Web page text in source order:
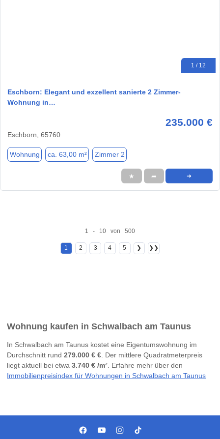
1 / 12
Eschborn: Elegant und exzellent sanierte 2 Zimmer-
Wohnung in…
235.000 €
Eschborn, 65760
Wohnung ca. 63,00 m² Zimmer 2
★ ➦ ➜
1 - 10 von 500
1 2 3 4 5 ❯ ❯❯
Wohnung kaufen in Schwalbach am Taunus
In Schwalbach am Taunus kostet eine Eigentumswohnung im
Durchschnitt rund 279.000 € €. Der mittlere Quadratmeterpreis
liegt aktuell bei etwa 3.740 € /m². Erfahre mehr über den
Immobilienpreisindex für Wohnungen in Schwalbach am Taunus